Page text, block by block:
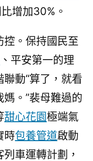
增加30%。
控。保持國民至
、平安第一的理
動“算了，就看
。”裴母難過的
甜心花園極端氣
時包養管道啟動
車運轉計劃，